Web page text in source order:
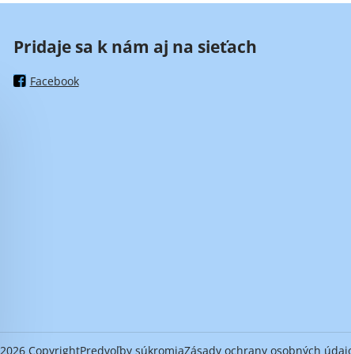
Pridaje sa k nám aj na sieťach
Facebook
2026 CopyrightPredvoľby súkromiaZásady ochrany osobných